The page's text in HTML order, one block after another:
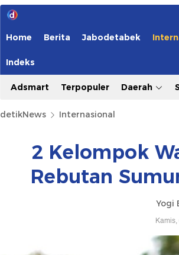
Home Berita Jabodetabek
Indeks
Adsmart Terpopuler Daerah
detikNews Internasional
2 Kelompok
Rebutan
Yogi